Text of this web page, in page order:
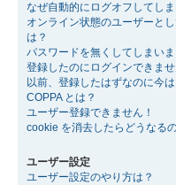
なぜ自動的にログオフしてしま
オンライン状態のユーザーと
は？
パスワードを無くしてしまいま
登録したのにログインできませ
以前、登録したはずなのに今
COPPA とは？
ユーザー登録できません！
cookie を消去したらどうなる
ユーザー設定
ユーザー設定のやり方は？